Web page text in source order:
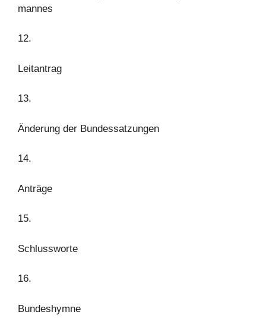
mannes
12.
Leitantrag
13.
Änderung der Bundessatzungen
14.
Anträge
15.
Schlussworte
16.
Bundeshymne